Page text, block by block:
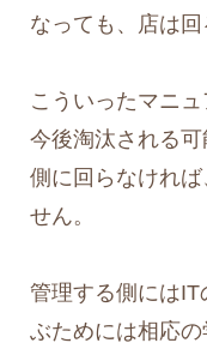
なっても、店は回
こういったマニ
今後淘汰される
側に回らなけれ
せん。
管理する側には
ぶためには相応の